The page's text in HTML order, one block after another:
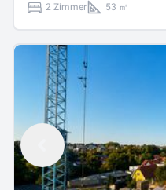
2 Zimmer 53 ㎡